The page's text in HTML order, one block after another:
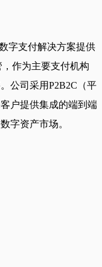
字支付解决方案提供
作为主要支付机构
公司采用P2B2C（平
户提供集成的端到端
字资产市场。